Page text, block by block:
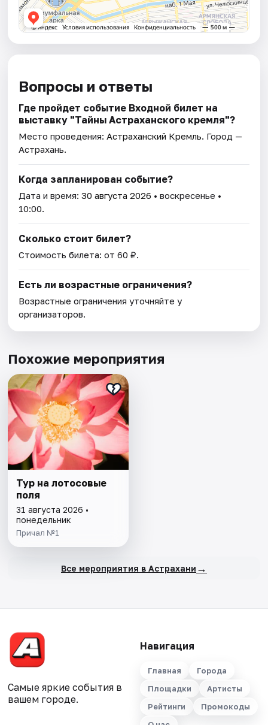
Вопросы и ответы
Где пройдет событие Входной билет на
выставку "Тайны Астраханского кремля"?
Место проведения:Астраханский Кремль. Город —
Астрахань.
Когда запланирован событие?
Дата и время:30 августа 2026 • воскресенье •
10:00.
Сколько стоит билет?
Стоимость билета: от 60 ₽.
Есть ли возрастные ограничения?
Возрастные ограничения уточняйте у
организаторов.
Похожие мероприятия
Тур на лотосовые
поля
31 августа 2026 •
понедельник
Причал №1
Все мероприятия в Астрахани →
Самые яркие события в
вашем городе.
Навигация
Главная
Города
Площадки
Артисты
Рейтинги
Промокоды